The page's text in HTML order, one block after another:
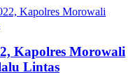
Kapolres Morowali
Lintas